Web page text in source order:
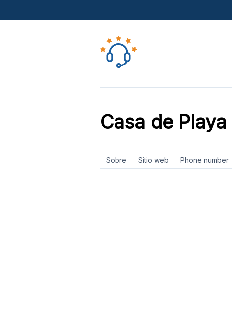
Casa de Playa
Sobre Sitio web Phone number